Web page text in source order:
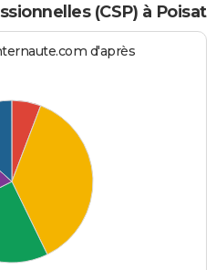
(CSP) à Poisat
d'après